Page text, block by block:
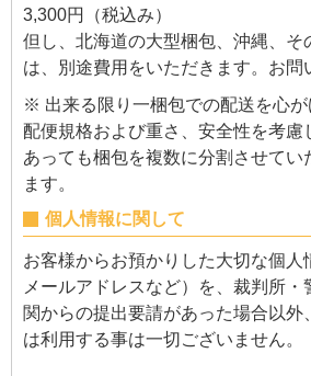
3,300円（税込み）
但し、北海道の大型梱包、沖縄、そ
は、別途費用をいただきます。お問
※ 出来る限り一梱包での配送を心
配便規格および重さ、安全性を考慮
あっても梱包を複数に分割させてい
ます。
個人情報に関して
お客様からお預かりした大切な個人
メールアドレスなど）を、裁判所
関からの提出要請があった場合以外
は利用する事は一切ございません。